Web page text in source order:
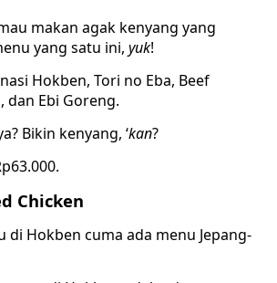
makan agak kenyang yang
yang satu ini, yuk!
Hokben, Tori no Eba, Beef
dan Ebi Goreng.
Bikin kenyang, ‘kan?
Chicken
di Hokben cuma ada menu Jepang-